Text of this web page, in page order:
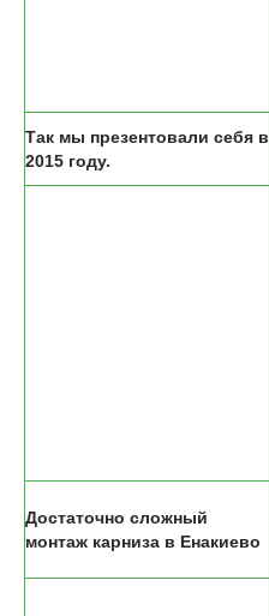
Так мы презентовали себя в
2015 году.
Достаточно сложный
монтаж карниза в Енакиево